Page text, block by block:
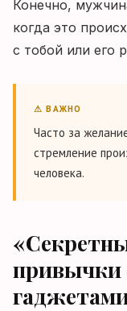
Конечно,
когда это
с тобой или его
⚠ ВАЖНО
Часто за
стремление
человека.
привычки